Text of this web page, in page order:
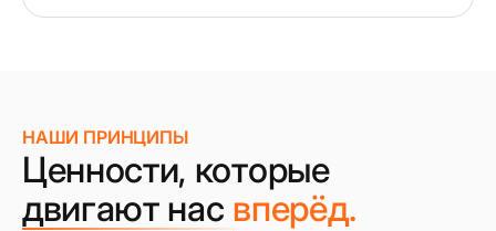
НАШИ ПРИНЦИПЫ
Ценности, которые
двигают нас вперёд.